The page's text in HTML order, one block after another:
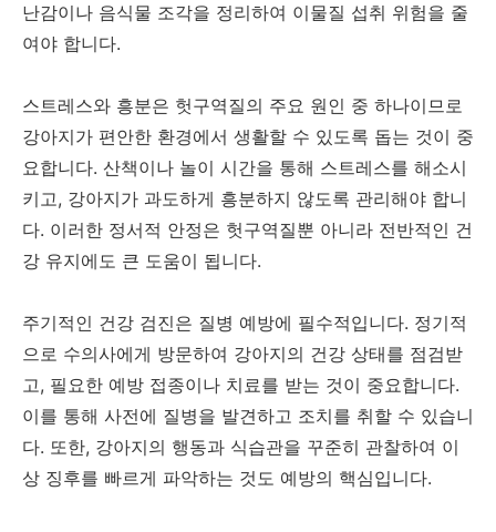
난감이나 음식물 조각을 정리하여 이물질 섭취 위험을 줄
여야 합니다.
스트레스와 흥분은 헛구역질의 주요 원인 중 하나이므로
강아지가 편안한 환경에서 생활할 수 있도록 돕는 것이 중
요합니다. 산책이나 놀이 시간을 통해 스트레스를 해소시
키고, 강아지가 과도하게 흥분하지 않도록 관리해야 합니
다. 이러한 정서적 안정은 헛구역질뿐 아니라 전반적인 건
강 유지에도 큰 도움이 됩니다.
주기적인 건강 검진은 질병 예방에 필수적입니다. 정기적
으로 수의사에게 방문하여 강아지의 건강 상태를 점검받
고, 필요한 예방 접종이나 치료를 받는 것이 중요합니다.
이를 통해 사전에 질병을 발견하고 조치를 취할 수 있습니
다. 또한, 강아지의 행동과 식습관을 꾸준히 관찰하여 이
상 징후를 빠르게 파악하는 것도 예방의 핵심입니다.